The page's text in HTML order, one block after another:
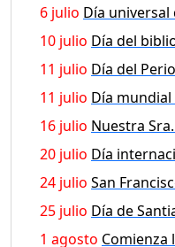
6 julio Día
10 julio Día del
11 julio Día del
11 julio Día
16 julio Nuestra
20 julio Día
24 julio San
25 julio Día de
1 agosto Comienza